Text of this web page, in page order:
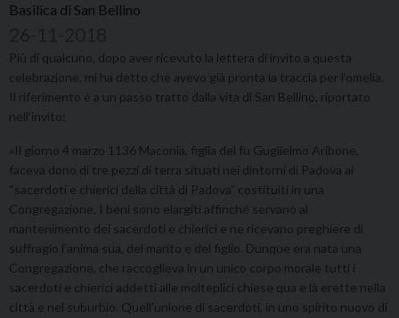
Basilica di San Bellino
Più di qualcuno, dopo aver ricevuto la lettera di invito a questa
celebrazione, mi ha detto che avevo già pronta la traccia per l’omelia.
Il riferimento è a un passo tratto dalla vita di San Bellino, riportato
nell’invito:
«Il giorno 4 marzo 1136 Maconia, figlia del fu Guglielmo Aribone,
faceva dono di tre pezzi di terra situati nei dintorni di Padova ai
“sacerdoti e chierici della città di Padova” costituiti in una
Congregazione. I beni sono elargiti affinché servano al
mantenimento dei sacerdoti e chierici e ne ricevano preghiere di
suffragio l’anima sua, del marito e del figlio. Dunque era nata una
Congregazione, che raccoglieva in un unico corpo morale tutti i
sacerdoti e chierici addetti alle molteplici chiese qua e là erette nella
città e nel suburbio. Quell’unione di sacerdoti, in uno spirito nuovo di